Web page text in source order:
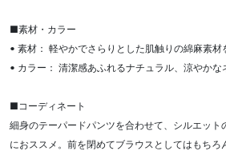
■素材・カラー
• 素材： 軽やかでさらりとした肌触りの綿麻素材
• カラー： 清潔感あふれるナチュラル、涼やかな
■コーディネート
細身のテーパードパンツを合わせて、シルエット
におススメ。前を閉めてブラウスとしてはもちろ